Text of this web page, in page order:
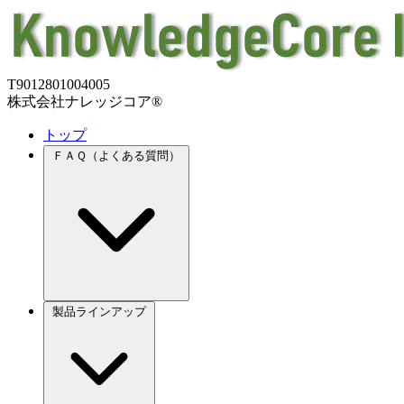
T9012801004005
株式会社ナレッジコア®
トップ
ＦＡＱ（よくある質問）
製品ラインアップ